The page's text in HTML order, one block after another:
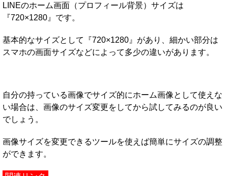
LINEのホーム画面（プロフィール背景）サイズは
『720×1280』です。
基本的なサイズとして『720×1280』があり、細かい部分は
スマホの画面サイズなどによって多少の違いがあります。
自分の持っている画像でサイズ的にホーム画像として使えな
い場合は、画像のサイズ変更をしてから試してみるのが良い
でしょう。
画像サイズを変更できるツールを使えば簡単にサイズの調整
ができます。